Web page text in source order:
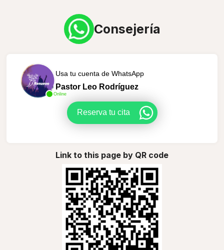
Consejería
Online
Usa tu cuenta de WhatsApp
Pastor Leo Rodríguez
Reserva tu cita
Link to this page by QR code